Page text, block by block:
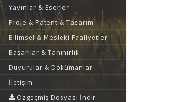
Yayınlar & Eserler
Proje & Patent & Tasarım
Bilimsel & Mesleki Faaliyetler
Başarılar & Tanınırlık
Duyurular & Dokümanlar
İletişim
Özgeçmiş Dosyası İndir